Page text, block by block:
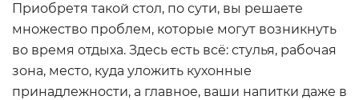
Приобретя такой стол, по сути, вы решаете
множество проблем, которые могут возникнуть
во время отдыха. Здесь есть всё: стулья, рабочая
зона, место, куда уложить кухонные
принадлежности, а главное, ваши напитки даже в